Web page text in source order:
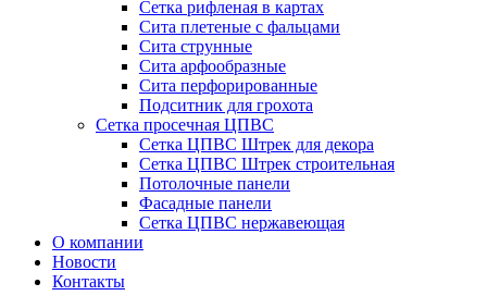
Сетка рифленая в картах
Сита плетеные с фальцами
Сита струнные
Сита арфообразные
Сита перфорированные
Подситник для грохота
Сетка просечная ЦПВС
Сетка ЦПВС Штрек для декора
Сетка ЦПВС Штрек строительная
Потолочные панели
Фасадные панели
Сетка ЦПВС нержавеющая
О компании
Новости
Контакты